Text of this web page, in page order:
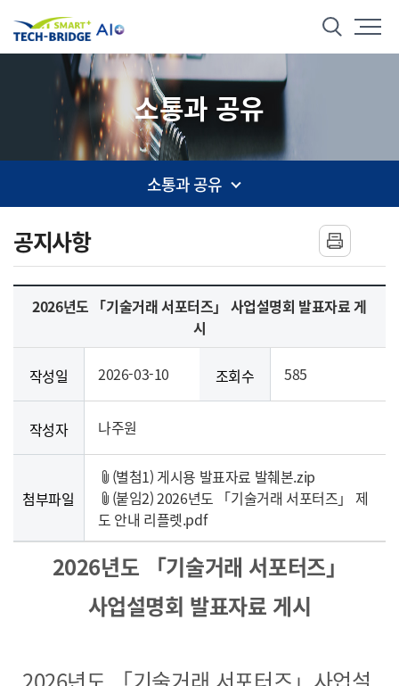
스마트 테크브릿지 통합검색
소통과 공유
사이드 메뉴
소통과 공유
공지사항
2026년도 「기술거래 서포터즈」 사업설명회 발표자료 게
시
작성일 2026-03-10 조회수 585
작성자 나주원
첨부파일
(별첨1) 게시용 발표자료 발췌본.zip
(붙임2) 2026년도 「기술거래 서포터즈」 제
도 안내 리플렛.pdf
2026년도 「기술거래 서포터즈」
사업설명회 발표자료 게시